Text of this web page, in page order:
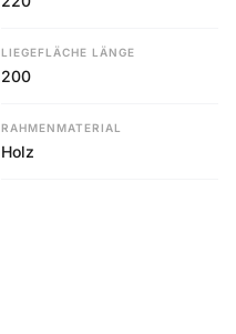
LIEGEFLÄCHE LÄNGE
200
RAHMENMATERIAL
Holz